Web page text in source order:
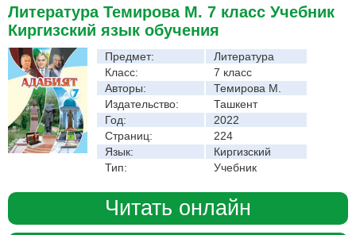
Литература Темирова М. 7 класс Учебник
Киргизский язык обучения
Предмет:
Литература
Класс:
7 класс
Авторы:
Темирова М.
Издательство:
Ташкент
Год:
2022
Страниц:
224
Язык:
Киргизский
Тип:
Учебник
Читать онлайн